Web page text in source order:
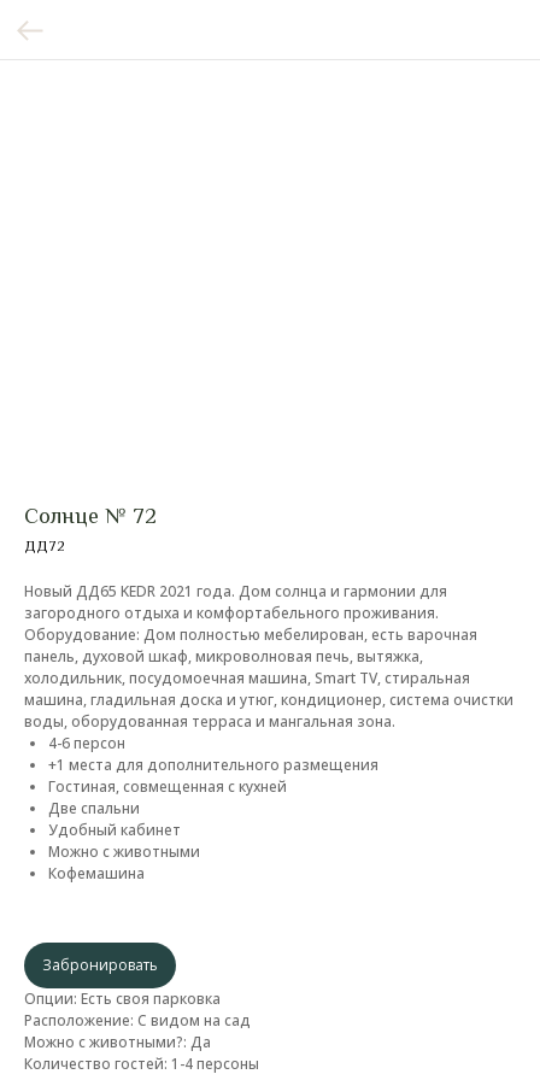
Солнце № 72
ДД72
Новый ДД65 KEDR 2021 года. Дом солнца и гармонии для
загородного отдыха и комфортабельного проживания.
Оборудование: Дом полностью мебелирован, есть варочная
панель, духовой шкаф, микроволновая печь, вытяжка,
холодильник, посудомоечная машина, Smart TV, стиральная
машина, гладильная доска и утюг, кондиционер, система очистки
воды, оборудованная терраса и мангальная зона.
4-6 персон
+1 места для дополнительного размещения
Гостиная, совмещенная с кухней
Две спальни
Удобный кабинет
Можно с животными
Кофемашина
Забронировать
Опции: Есть своя парковка
Расположение: С видом на сад
Можно с животными?: Да
Количество гостей: 1-4 персоны